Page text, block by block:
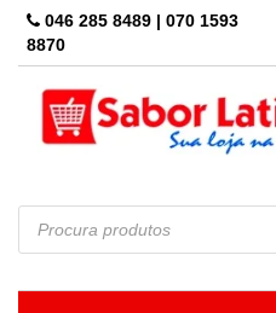
Skip
046 285 8489 | 070 1593
8870
Pesquisar
produtos